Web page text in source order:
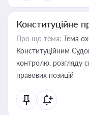
Конституційне
Про що тема: Тема
Конституційним
контролю, розгляду
правових позицій